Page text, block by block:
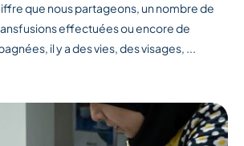
que nous partageons, un nombre de
effectuées ou encore de
il y a des vies, des visages, ...